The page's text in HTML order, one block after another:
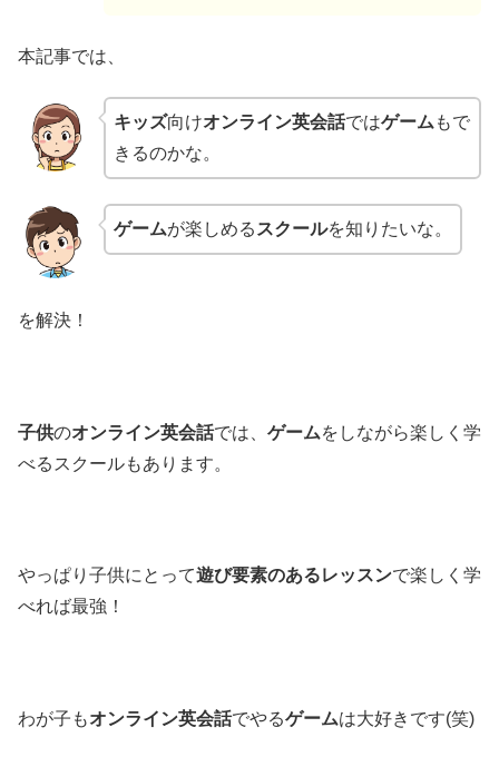
本記事では、
キッズ向けオンライン英会話ではゲーム もで
きるのかな。
ゲームが楽しめる スクールを知りたいな。
を解決！
子供のオンライン英会話では、 ゲームをしながら楽しく学
べるスクールもあります。
やっぱり子供にとって遊び要素のあるレッスンで楽しく学
べれば最強！
わが子もオンライン英会話でやるゲームは大好きです(笑)